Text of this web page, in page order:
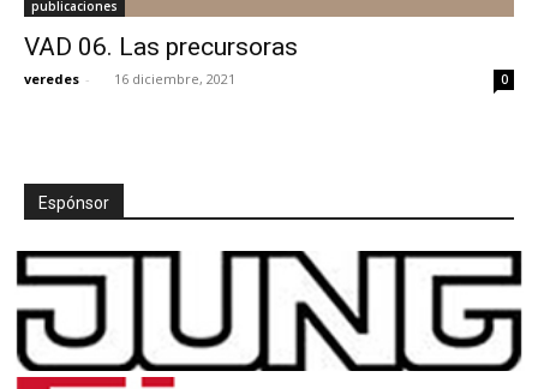
publicaciones
VAD 06. Las precursoras
veredes - 16 diciembre, 2021 0
Espónsor